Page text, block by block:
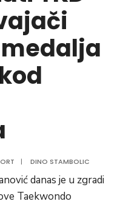
| DINO STAMBOLIC
danas je u zgradi
Taekwondo